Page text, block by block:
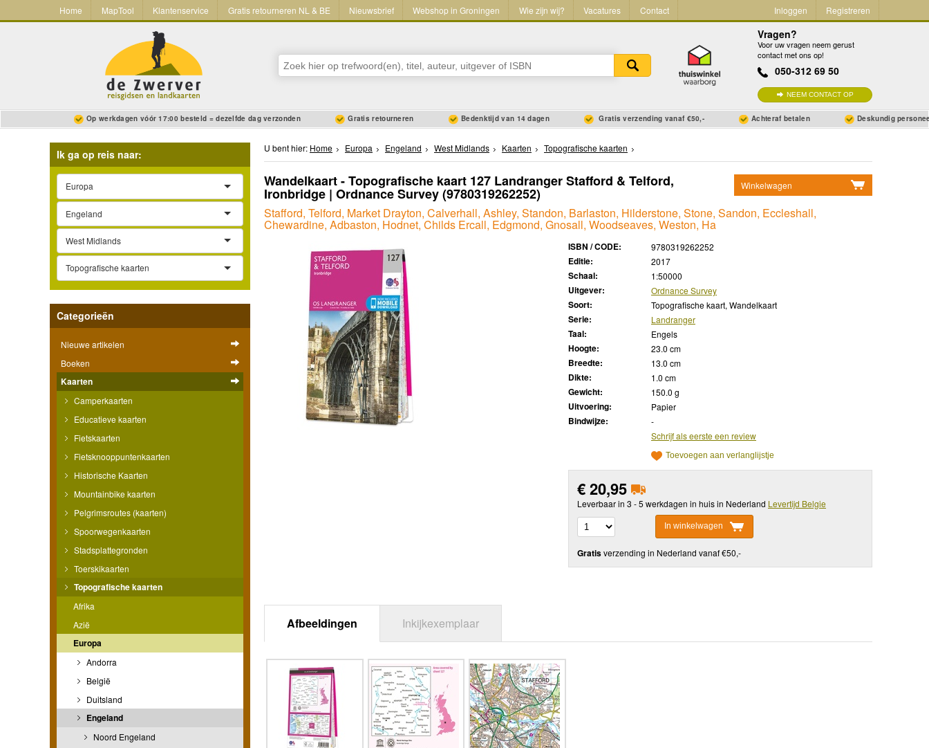
Home MapTool Klantenservice Gratis retourneren NL & BE Nieuwsbrief Webshop in Groningen Wie zijn wij? Vacatures Contact Inloggen Registreren
Vragen?
Voor uw vragen neem gerust
contact met ons op!
050-312 69 50
NEEM CONTACT OP
Op werkdagen vóór 17:00 besteld = dezelfde dag verzonden Gratis retourneren Bedenktijd van 14 dagen Gratis verzending vanaf €50,- Achteraf betalen Deskundig
Ik ga op reis naar:
Europa
Engeland
West Midlands
Topografische kaarten
Categorieën
Nieuwe artikelen
Boeken
Kaarten
Camperkaarten
Educatieve kaarten
Fietskaarten
Fietsknooppuntenkaarten
Historische Kaarten
Mountainbike kaarten
Pelgrimsroutes (kaarten)
Spoorwegenkaarten
Stadsplattegronden
Toerskikaarten
Topografische kaarten
Afrika
Azië
Europa
Andorra
België
Duitsland
Engeland
Noord Engeland
U bent hier: Home Europa Engeland West Midlands Kaarten Topografische kaarten
Winkelwagen
Wandelkaart - Topografische kaart 127 Landranger Stafford & Telford,
Ironbridge | Ordnance Survey(9780319262252)
Stafford, Telford, Market Drayton, Calverhall, Ashley, Standon, Barlaston, Hilderstone, Stone, Sandon, Eccleshall,
Chewardine, Adbaston, Hodnet, Childs Ercall, Edgmond, Gnosall, Woodseaves, Weston, Ha
ISBN / CODE: 9780319262252
Editie: 2017
Schaal: 1:50000
Uitgever: Ordnance Survey
Soort: Topografische kaart, Wandelkaart
Serie: Landranger
Taal: Engels
Hoogte: 23.0 cm
Breedte: 13.0 cm
Dikte: 1.0 cm
Gewicht: 150.0 g
Uitvoering: Papier
Bindwijze:
-
Schrijf als eerste een review
Toevoegen aan verlanglijstje
€20,95
Leverbaar in 3 - 5 werkdagen in huis in Nederland Levertijd Belgie
In winkelwagen
Gratisverzending in Nederland vanaf €50,-
Afbeeldingen Inkijkexemplaar